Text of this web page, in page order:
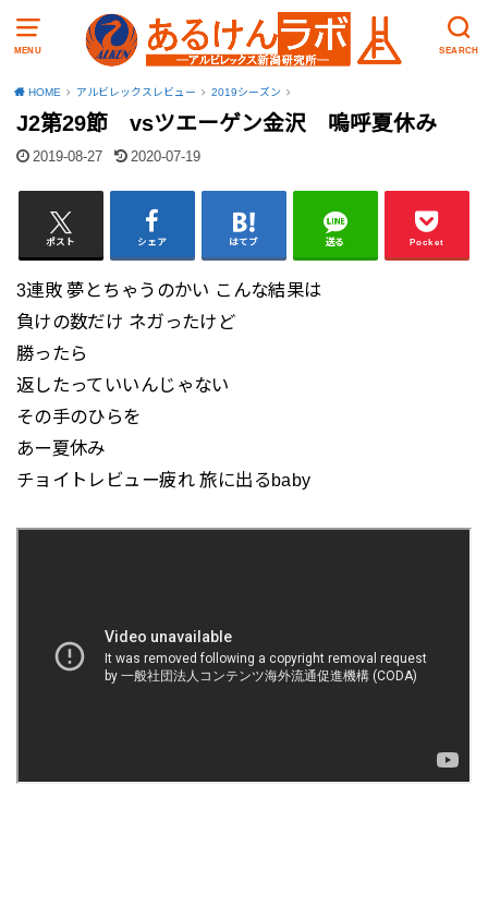
MENU SEARCH
HOME アルビレックスレビュー 2019シーズン
J2第29節 vsツエーゲン金沢 嗚呼夏休み
2019-08-27 2020-07-19
ポスト シェア はてブ 送る Pocket
3連敗 夢とちゃうのかい こんな結果は
負けの数だけ ネガったけど
勝ったら
返したっていいんじゃない
その手のひらを
あー夏休み
チョイトレビュー疲れ 旅に出るbaby